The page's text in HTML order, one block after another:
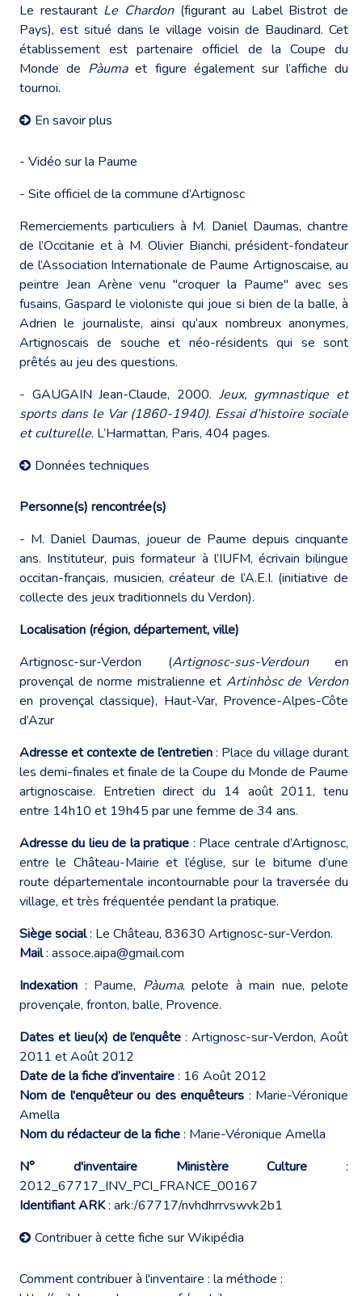
Le restaurant Le Chardon(figurant au Label Bistrot de
Pays), est situé dans le village voisin de Baudinard. Cet
établissement est partenaire officiel de la Coupe du
Monde de Pàumaet figure également sur l’affiche du
tournoi.
En savoir plus
- Vidéo sur la Paume
- Site officiel de la commune d’Artignosc
Remerciements particuliers à M. Daniel Daumas, chantre
de l’Occitanie et à M. Olivier Bianchi, président-fondateur
de l’Association Internationale de Paume Artignoscaise, au
peintre Jean Arène venu "croquer la Paume" avec ses
fusains, Gaspard le violoniste qui joue si bien de la balle, à
Adrien le journaliste, ainsi qu’aux nombreux anonymes,
Artignoscais de souche et néo-résidents qui se sont
prêtés au jeu des questions.
- GAUGAIN Jean-Claude, 2000. Jeux, gymnastique et
sports dans le Var (1860-1940). Essai d’histoire sociale
et culturelle. L’Harmattan, Paris, 404 pages.
Données techniques
Personne(s) rencontrée(s)
- M. Daniel Daumas, joueur de Paume depuis cinquante
ans. Instituteur, puis formateur à l’IUFM, écrivain bilingue
occitan-français, musicien, créateur de l’A.E.I. (initiative de
collecte des jeux traditionnels du Verdon).
Localisation (région, département, ville)
Artignosc-sur-Verdon (Artignosc-sus-Verdounen
provençal de norme mistralienne et Artinhòsc de Verdon
en provençal classique), Haut-Var, Provence-Alpes-Côte
d’Azur
Adresse et contexte de l’entretien: Place du village durant
les demi-finales et finale de la Coupe du Monde de Paume
artignoscaise. Entretien direct du 14 août 2011, tenu
entre 14h10 et 19h45 par une femme de 34 ans.
Adresse du lieu de la pratique : Place centrale d’Artignosc,
entre le Château-Mairie et l’église, sur le bitume d’une
route départementale incontournable pour la traversée du
village, et très fréquentée pendant la pratique.
Siège social: Le Château, 83630 Artignosc-sur-Verdon.
Mail: assoce.aipa@gmail.com
Indexation : Paume, Pàuma, pelote à main nue, pelote
provençale, fronton, balle, Provence.
Dates et lieu(x) de l’enquête : Artignosc-sur-Verdon, Août
2011 et Août 2012
Date de la fiche d’inventaire: 16 Août 2012
Nom de l'enquêteur ou des enquêteurs : Marie-Véronique
Amella
Nom du rédacteur de la fiche: Marie-Véronique Amella
N° d'inventaire Ministère Culture :
2012_67717_INV_PCI_FRANCE_00167
Identifiant ARK: ark:/67717/nvhdhrrvswvk2b1
Contribuer à cette fiche sur Wikipédia
Comment contribuer à l'inventaire : la méthode :